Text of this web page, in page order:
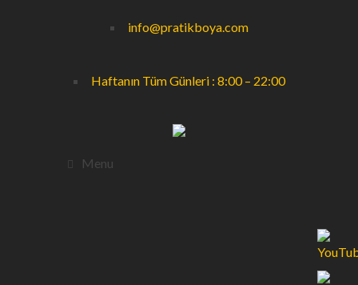
info@pratikboya.com
Haftanın Tüm Günleri : 8:00 – 22:00
Menu